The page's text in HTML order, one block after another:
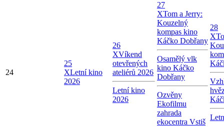
24
25
XLetní kino
2026
26
XVíkend
otevřených
ateliérů 2026
Letní kino
2026
27
XTom a Jerry:
Kouzelný
kompas kino
Káčko Dobřany
Osamělý vlk
kino Káčko
Dobřany
Ozvěny
Ekofilmu
zahrada
ekocentra Vstiš
28
X